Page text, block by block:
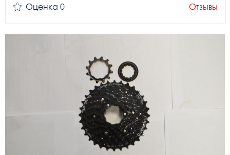
Оценка 0
Отзывы